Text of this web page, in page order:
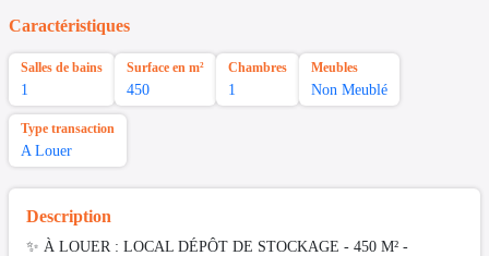
Caractéristiques
Salles de bains
1
Surface en m²
450
Chambres
1
Meubles
Non Meublé
Type transaction
A Louer
Description
✨ À LOUER : LOCAL DÉPÔT DE STOCKAGE - 450 M² -